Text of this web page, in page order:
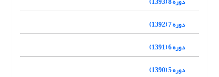
دوره 7 (1392)
دوره 6 (1391)
دوره 5 (1390)